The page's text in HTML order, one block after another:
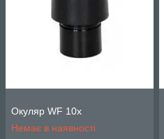
Окуляр WF 10х
Немає в наявності